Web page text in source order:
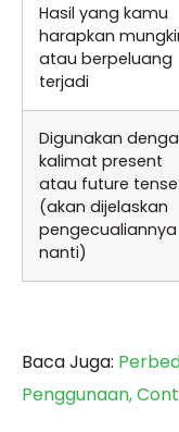
Hasil yang kamu
harapkan
atau berpeluang
terjadi
Digunakan
kalimat present
atau future tense
(akan dijelaskan
pengecualiannya
nanti)
Baca Juga:
Penggunaan,